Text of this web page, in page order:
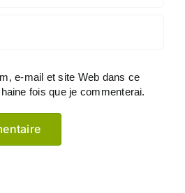
e-mail et site Web dans ce
fois que je commenterai.